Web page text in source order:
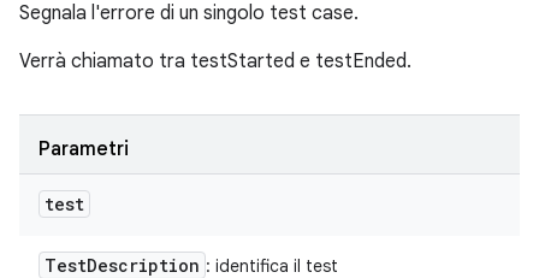
Segnala l'errore di un singolo test case.
Verrà chiamato tra testStarted e testEnded.
Parametri
test
TestDescription : identifica il test